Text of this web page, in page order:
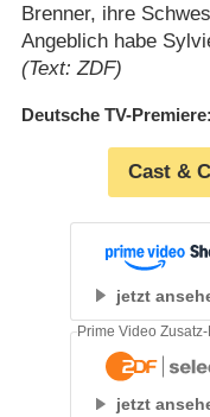
Brenner, ihre
Angeblich habe
(Text: ZDF)
Deutsche TV-Premiere
Cast &
jetzt
jetzt
Prime Video